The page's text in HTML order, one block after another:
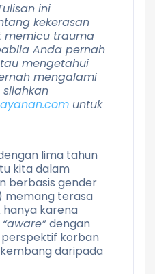
ini
kekerasan
memicu trauma
Anda pernah
mengetahui
mengalami
silahkan
untuk
lima tahun
kita dalam
berbasis gender
memang terasa
hanya karena
“aware”dengan
perspektif korban
daripada